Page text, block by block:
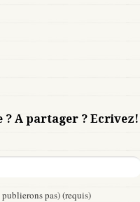
? A partager ? Ecrivez!
pas) (requis)